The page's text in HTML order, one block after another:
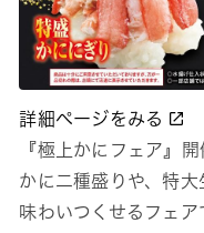
詳細ページをみる
『極上かにフェア』
かに二種盛りや、特
味わいつくせるフェ